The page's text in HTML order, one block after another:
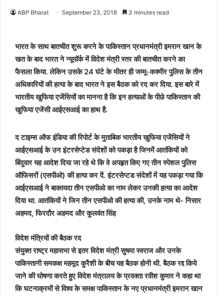
ABP Bharat September 23, 2018 3 minutes read
भारत के साथ बातचीत शुरू करने के पाकिस्‍तान प्रधानमंत्री इमरान खान के
खत के बाद भारत ने न्‍यूयॉर्क में विदेश मंत्री स्‍तर की बातचीत करने का
फैसला किया. लेकिन उसके 24 घंटे के भीतर ही जम्‍मू-कश्‍मीर पुलिस के तीन
अधिकारियों की हत्‍या के बाद भारत ने इस बैठक को रद कर दिया. इस बारे में
भारतीय खुफिया एजेंसियों का मानना है कि इन हत्‍याओं के पीछे पाकिस्‍तान की
खुफिया एजेंसी आईएसआई का हाथ है.
द टाइम्‍स ऑफ इंडिया की रिपोर्ट के मुताबिक भारतीय खुफिया एजेंसियों ने
आईएसआई के उन इंटरसेप्‍टेड संदेशों को पकड़ा है जिनमें आतंकियों को
बिंदुवार यह आदेश दिया जा रहे थे कि वे अपहृत किए गए तीन स्‍पेशल पुलिस
ऑफिसरों (एसपीओ) की हत्‍या कर दें. इंटरसेप्‍टड संदेशों में यह पकड़ा गया कि
आईएसआई ने बाकायदा तीन एसपीओ का नाम लेकर उनकी हत्‍या का आदेश
दिया था. आतंकियों ने जिन तीन एसपीओ की हत्‍या की, उनके नाम थे- निसार
अहमद, फिरदौर अहमद और कुलवंत सिंह
विदेश मंत्रियों की बैठक रद
संयुक्त राष्ट्र महासभा से इतर विदेश मंत्री सुषमा स्वराज और उनके
पाकिस्तानी समकक्ष महमूद कुरैशी के बीच यह बैठक होनी थी. बैठक रद्द किये
जाने की घोषणा करते हुए विदेश मंत्रालय के प्रवक्ता रवीश कुमार ने कहा था
कि घटनाक्रमों से विश्व के समक्ष पाकिस्तान के नए प्रधानमंत्री इमरान खान